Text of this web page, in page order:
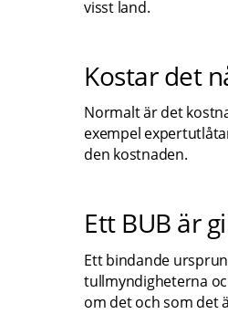
visst land.
Kostar det
Normalt är det
exempel
den kostnaden.
Ett BUB är
Ett bindande
tullmyndigheterna
om det och som det